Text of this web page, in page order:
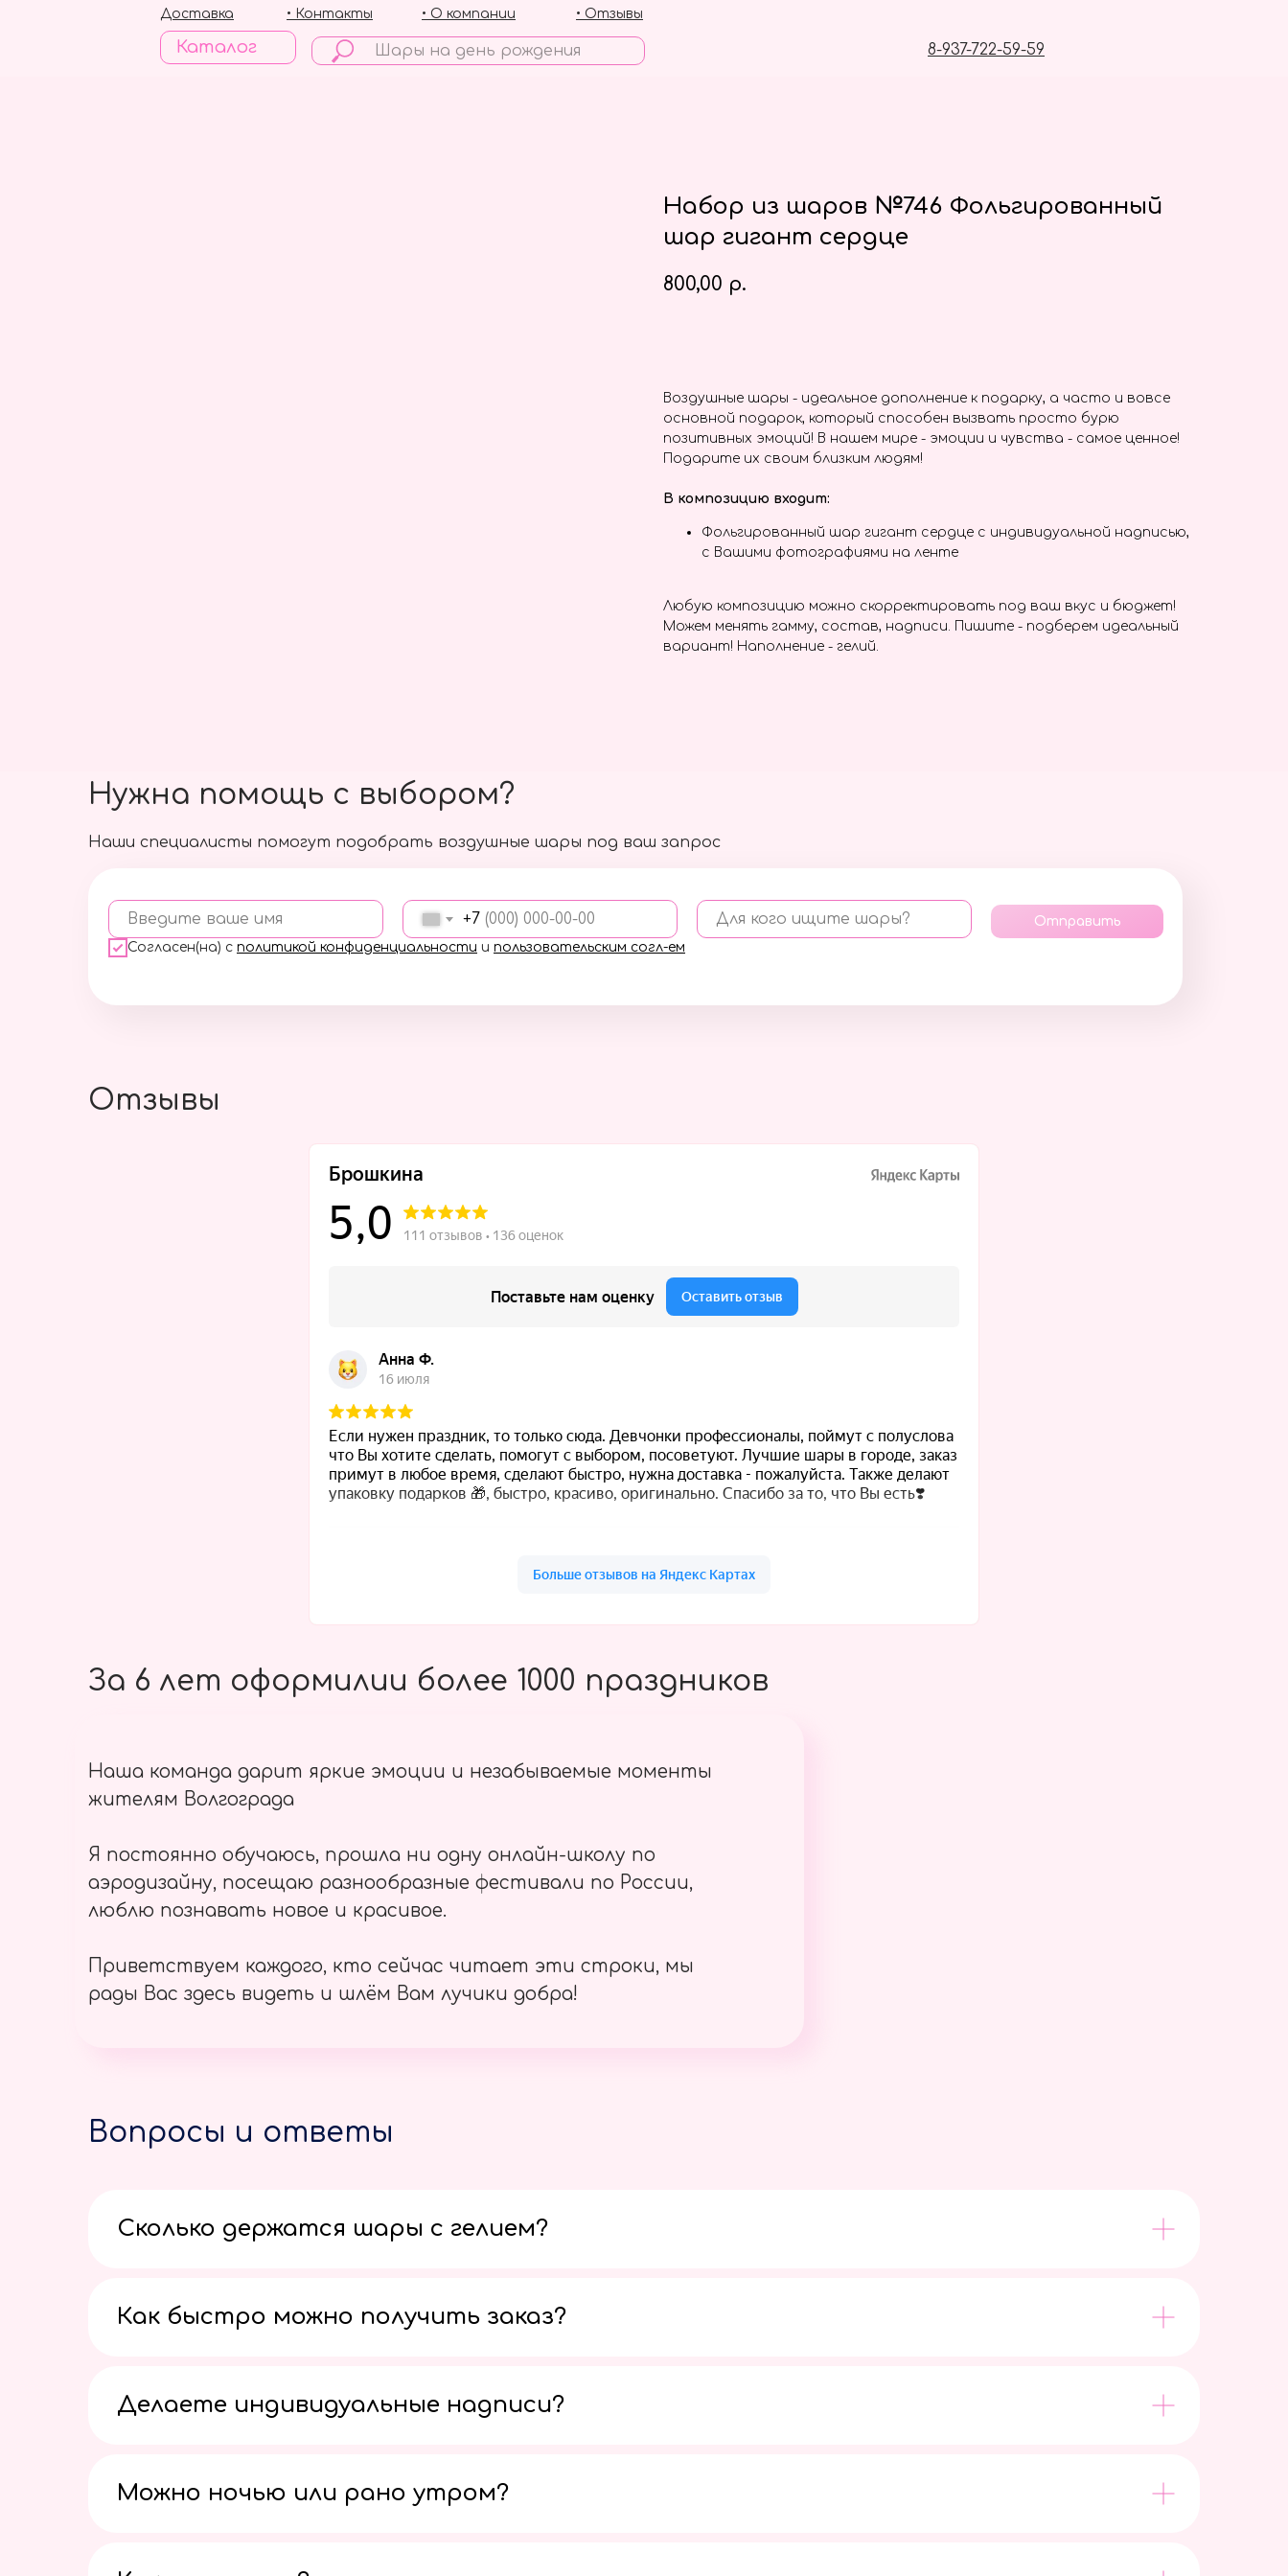
Каталог 8-937-722-59-59
• Отзывы
• О компании
• Контакты
Доставка
Набор из шаров №746 Фольгированный
шар гигант сердце
800,00 р.
Воздушные шары - идеальное дополнение к подарку, а часто и вовсе
основной подарок, который способен вызвать просто бурю
позитивных эмоций! В нашем мире - эмоции и чувства - самое ценное!
Подарите их своим близким людям!
В композицию входит:
Фольгированный шар гигант сердце с индивидуальной надписью,
с Вашими фотографиями на ленте
Любую композицию можно скорректировать под ваш вкус и бюджет!
Можем менять гамму, состав, надписи. Пишите - подберем идеальный
вариант! Наполнение - гелий.
Наши специалисты помогут подобрать воздушные шары под ваш запрос
Введите ваше имя +7 Для кого ищите шары?
Согласен(на) с политикой конфиденциальности и пользовательским согл-ем
Отправить
Нужна помощь с выбором?
Отзывы
За 6 лет оформилии более 1000 праздников
Наша команда дарит яркие эмоции и незабываемые моменты
жителям Волгограда
Я постоянно обучаюсь, прошла ни одну онлайн-школу по
аэродизайну, посещаю разнообразные фестивали по России,
люблю познавать новое и красивое.
Приветствуем каждого, кто сейчас читает эти строки, мы
рады Вас здесь видеть и шлём Вам лучики добра!
Вопросы и ответы
Сколько держатся шары с гелием?
Как быстро можно получить заказ?
Делаете индивидуальные надписи?
Можно ночью или рано утром?